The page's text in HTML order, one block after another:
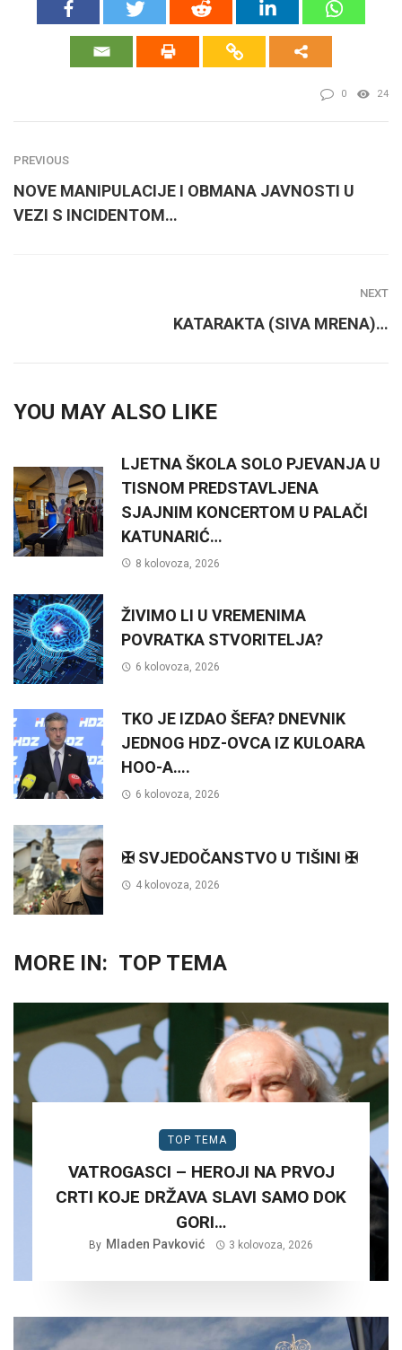
0 24
PREVIOUS
NOVE MANIPULACIJE I OBMANA JAVNOSTI U
VEZI S INCIDENTOM…
NEXT
KATARAKTA (SIVA MRENA)…
YOU MAY ALSO LIKE
LJETNA ŠKOLA SOLO PJEVANJA U
TISNOM PREDSTAVLJENA
SJAJNIM KONCERTOM U PALAČI
KATUNARIĆ…
8 kolovoza, 2026
ŽIVIMO LI U VREMENIMA
POVRATKA STVORITELJA?
6 kolovoza, 2026
TKO JE IZDAO ŠEFA? DNEVNIK
JEDNOG HDZ-OVCA IZ KULOARA
HOO-A….
6 kolovoza, 2026
✠ SVJEDOČANSTVO U TIŠINI ✠
4 kolovoza, 2026
MORE IN: TOP TEMA
TOP TEMA
VATROGASCI – HEROJI NA PRVOJ
CRTI KOJE DRŽAVA SLAVI SAMO DOK
GORI…
By Mladen Pavković 3 kolovoza, 2026